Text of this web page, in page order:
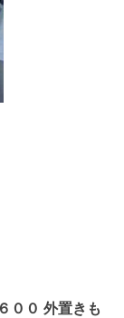
０ 外置きも